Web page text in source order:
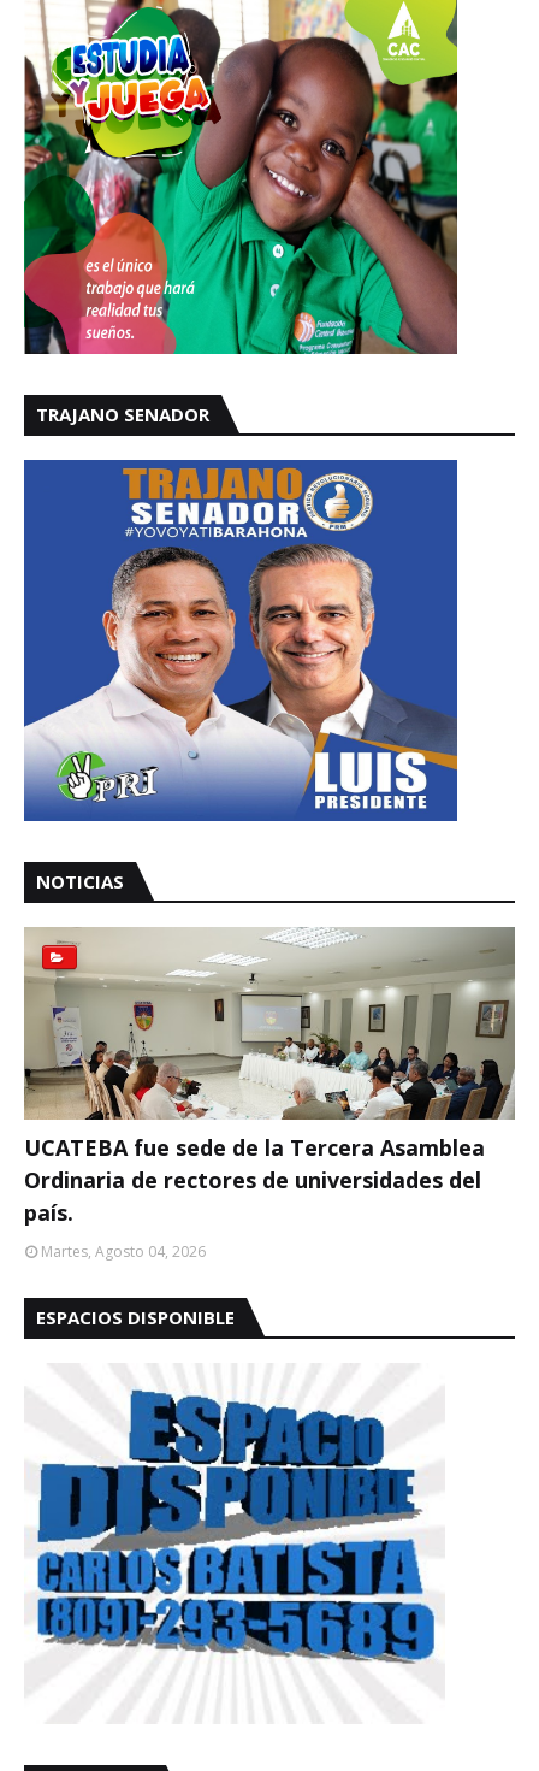
TRAJANO SENADOR
NOTICIAS
UCATEBA fue sede de la Tercera Asamblea
Ordinaria de rectores de universidades del
país.
Martes, Agosto 04, 2026
ESPACIOS DISPONIBLE